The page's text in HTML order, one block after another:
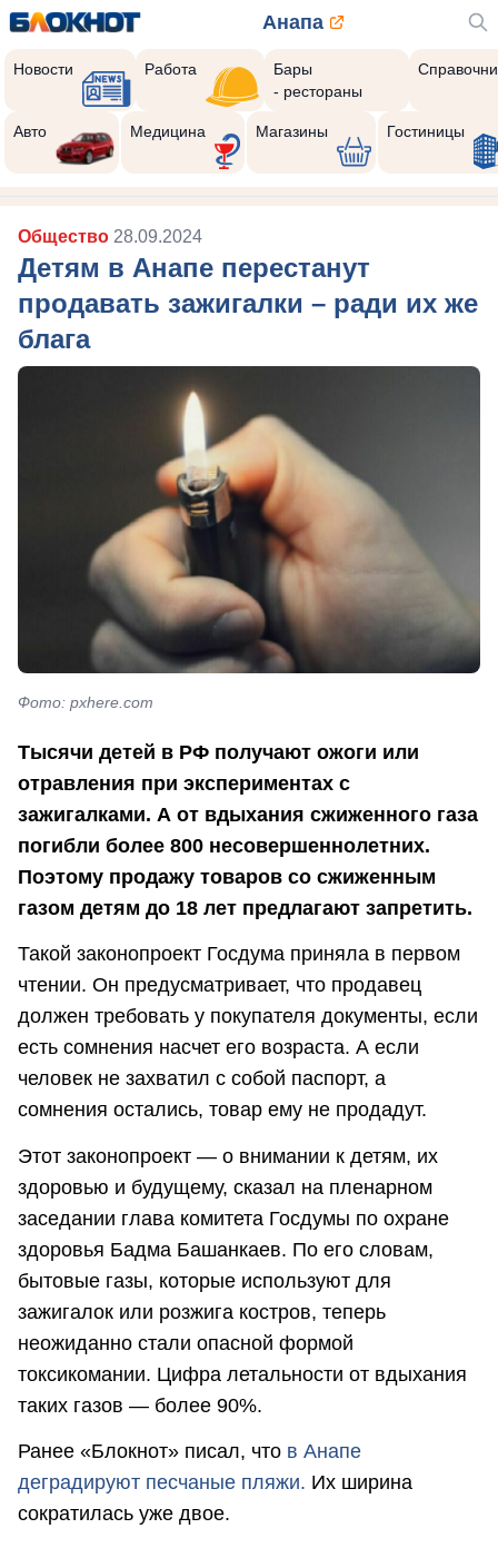
Анапа
Новости Работа
Бары
- рестораны
Авто Медицина Магазины Гостиницы
Общество 28.09.2024
Детям в Анапе перестанут
продавать зажигалки – ради их же
блага
Фото: рxhere.com
Тысячи детей в РФ получают ожоги или
отравления при экспериментах с
зажигалками. А от вдыхания сжиженного газа
погибли более 800 несовершеннолетних.
Поэтому продажу товаров со сжиженным
газом детям до 18 лет предлагают запретить.
Такой законопроект Госдума приняла в первом
чтении. Он предусматривает, что продавец
должен требовать у покупателя документы, если
есть сомнения насчет его возраста. А если
человек не захватил с собой паспорт, а
сомнения остались, товар ему не продадут.
Этот законопроект — о внимании к детям, их
здоровью и будущему, сказал на пленарном
заседании глава комитета Госдумы по охране
здоровья Бадма Башанкаев. По его словам,
бытовые газы, которые используют для
зажигалок или розжига костров, теперь
неожиданно стали опасной формой
токсикомании. Цифра летальности от вдыхания
таких газов — более 90%.
Ранее «Блокнот» писал, что в Анапе
деградируют песчаные пляжи. Их ширина
сократилась уже двое.